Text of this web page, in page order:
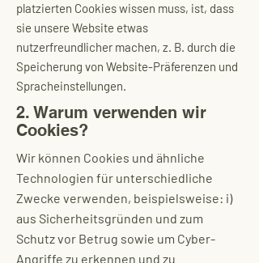
platzierten Cookies wissen muss, ist, dass
sie unsere Website etwas
nutzerfreundlicher machen, z. B. durch die
Speicherung von Website-Präferenzen und
Spracheinstellungen.
2. Warum verwenden wir
Cookies?
Wir können Cookies und ähnliche
Technologien für unterschiedliche
Zwecke verwenden, beispielsweise: i)
aus Sicherheitsgründen und zum
Schutz vor Betrug sowie um Cyber-
Angriffe zu erkennen und zu